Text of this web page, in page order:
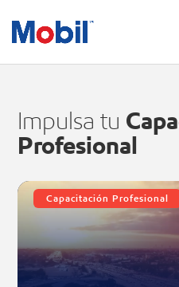
Impulsa tu
Profesional
Capacitación Profesional